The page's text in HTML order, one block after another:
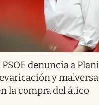
PSOE denuncia a
y
la compra del ático